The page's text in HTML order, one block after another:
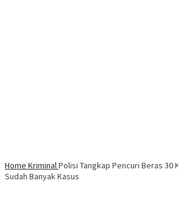
Home KriminalPolisi Tangkap Pencuri Beras 30
Sudah Banyak Kasus